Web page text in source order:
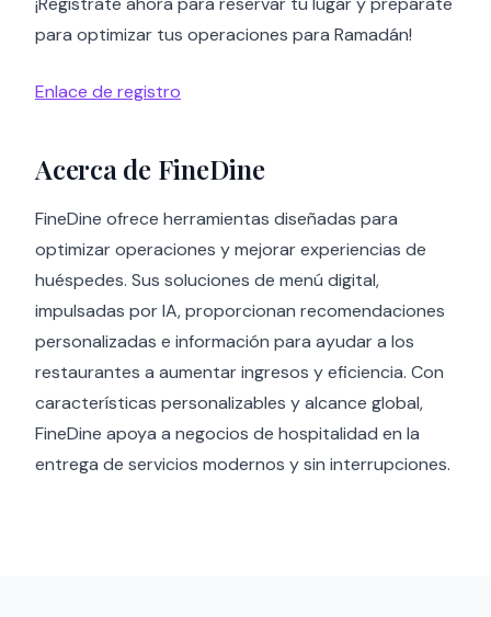
para optimizar tus operaciones para Ramadán!
Enlace de registro
Acerca de FineDine
FineDine ofrece herramientas diseñadas para
optimizar operaciones y mejorar experiencias de
huéspedes. Sus soluciones de menú digital,
impulsadas por IA, proporcionan recomendaciones
personalizadas e información para ayudar a los
restaurantes a aumentar ingresos y eficiencia. Con
características personalizables y alcance global,
FineDine apoya a negocios de hospitalidad en la
entrega de servicios modernos y sin interrupciones.